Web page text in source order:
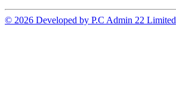
© 2026 Developed by P.C Admin 22 Limited